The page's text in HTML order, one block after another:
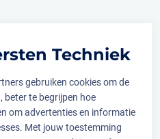
Techniek
gebruiken cookies om de
beter te begrijpen hoe
om advertenties en informatie
Met jouw toestemming